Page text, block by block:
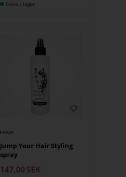
Finns i lager
EKKIA
Jump Your Hair Styling
spray
147,00 SEK